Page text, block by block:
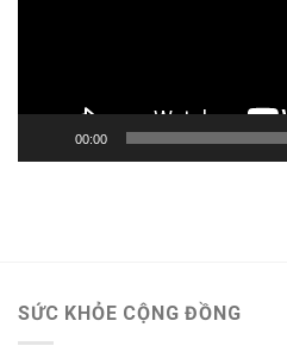
00:00
SỨC KHỎE CỘNG ĐỒNG